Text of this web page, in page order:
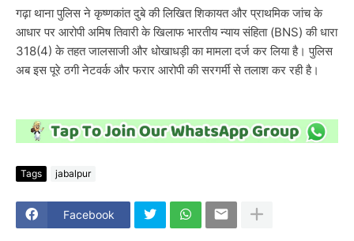
गढ़ा थाना पुलिस ने कृष्णकांत दुबे की लिखित शिकायत और प्राथमिक जांच के
आधार पर आरोपी अमिष तिवारी के खिलाफ भारतीय न्याय संहिता (BNS) की धारा
318(4) के तहत जालसाजी और धोखाधड़ी का मामला दर्ज कर लिया है। पुलिस
अब इस पूरे ठगी नेटवर्क और फरार आरोपी की सरगर्मी से तलाश कर रही है।
Tags jabalpur
Facebook